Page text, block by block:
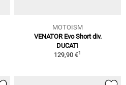
MOTOISM
VENATOR Evo Short div.
DUCATI
129,90 €1